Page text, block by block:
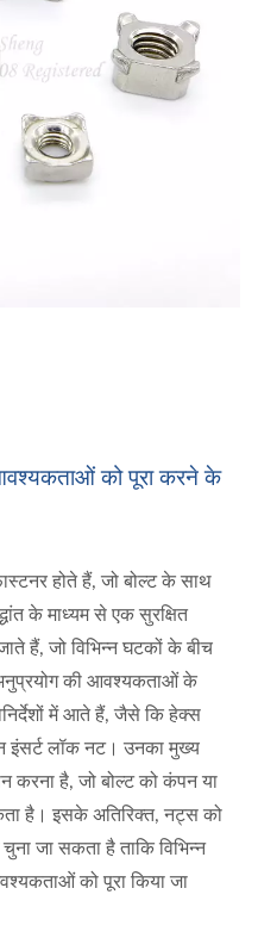
को पूरा करने के
होते हैं, जो बोल्ट के साथ
के माध्यम से एक सुरक्षित
हैं, जो विभिन्न घटकों के बीच
की आवश्यकताओं के
में आते हैं, जैसे कि हेक्स
इंसर्ट लॉक नट। उनका मुख्य
करना है, जो बोल्ट को कंपन या
है। इसके अतिरिक्त, नट्स को
चुना जा सकता है ताकि विभिन्न
को पूरा किया जा